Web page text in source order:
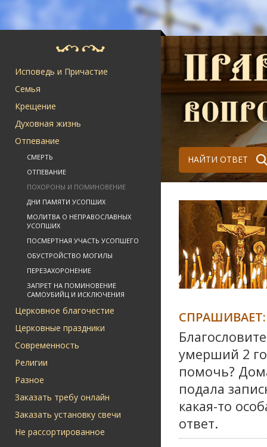
Исповедь и Причастие
Семья
Крещение
Духовная жизнь
Отпевание
СМЕРТЬ
ОТПЕВАНИЕ
ПОХОРОНЫ И ПОМИНОВЕНИЕ
ДНИ ПАМЯТИ УСОПШИХ
МОЛИТВА О НЕПРАВОСЛАВНЫХ
УСОПШИХ
ПОСМЕРТНАЯ УЧАСТЬ УСОПШЕГО
ОБУСТРОЙСТВО МОГИЛЫ
ПЕРЕЗАХОРОНЕНИЕ
ЗАПРЕТ НА ПОМИНОВЕНИЕ
САМОУБИЙЦ И ИСКЛЮЧЕНИЯ
Церковное благочестие
Церковные праздники
Современность
Религии
Разное
Заказать требу онлайн
Заказать установку свечи
Не рассортированное
НАЙТИ ОТВЕТ
СПРАШИВАЕТ:
умерший 2
помочь?
подала
какая-то
ответ.